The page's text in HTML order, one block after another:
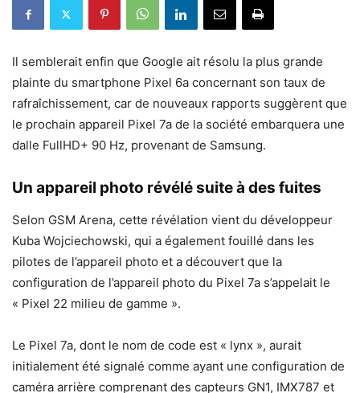
Il semblerait enfin que Google ait résolu la plus grande
plainte du smartphone Pixel 6a concernant son taux de
rafraîchissement, car de nouveaux rapports suggèrent que
le prochain appareil Pixel 7a de la société embarquera une
dalle FullHD+ 90 Hz, provenant de Samsung.
Un appareil photo révélé suite à des fuites
Selon GSM Arena, cette révélation vient du développeur
Kuba Wojciechowski, qui a également fouillé dans les
pilotes de l’appareil photo et a découvert que la
configuration de l’appareil photo du Pixel 7a s’appelait le
« Pixel 22 milieu de gamme ».
Le Pixel 7a, dont le nom de code est « lynx », aurait
initialement été signalé comme ayant une configuration de
caméra arrière comprenant des capteurs GN1, IMX787 et